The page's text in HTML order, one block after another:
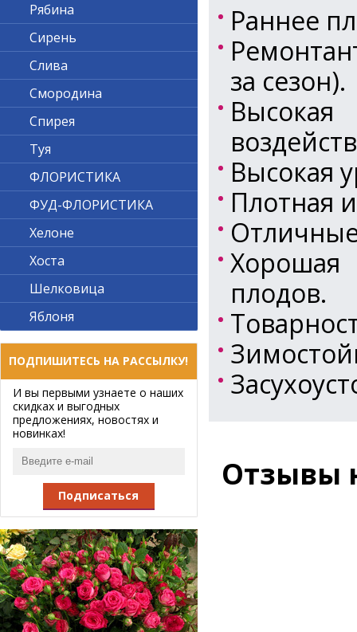
Раннее
за сезон).
Высокая
Плотная
Хорошая
плодов.
Отзывы
Рябина
Сирень
Слива
Смородина
Спирея
Туя
ФЛОРИСТИКА
ФУД-ФЛОРИСТИКА
Хелоне
Хоста
Шелковица
Яблоня
ПОДПИШИТЕСЬ НА РАССЫЛКУ!
И вы первыми узнаете о наших
скидках и выгодных
предложениях, новостях и
новинках!
Подписаться